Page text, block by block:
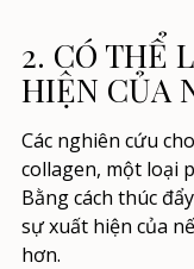
2. CÓ THỂ
HIỆN CỦA
Các nghiên cứu
collagen, một loại
Bằng cách thúc
sự xuất hiện của
hơn.